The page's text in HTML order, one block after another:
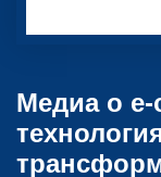
Медиа о e-